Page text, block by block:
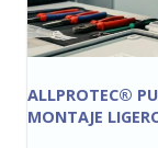
ALLPROTEC®
MONTAJE